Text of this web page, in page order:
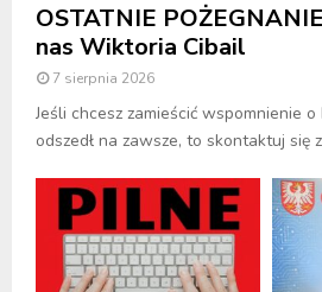
OSTATNIE
nas Wiktoria Cibail
7 sierpnia 2026
Jeśli chcesz zamieścić wspomnienie
odszedł na zawsze, to skontaktuj się